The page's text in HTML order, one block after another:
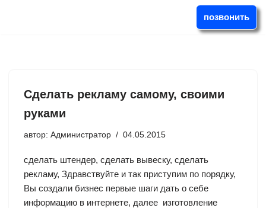
позвонить
Сделать рекламу самому, своими
руками
автор: Администратор 04.05.2015
сделать штендер, сделать вывеску, сделать
рекламу, Здравствуйте и так приступим по порядку,
Вы создали бизнес первые шаги дать о себе
информацию в интернете, далее изготовление